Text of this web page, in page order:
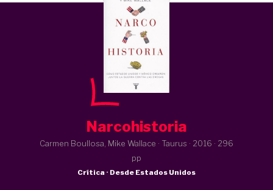
Narcohistoria
Carmen Boullosa, Mike Wallace · Taurus · 2016 · 296
pp
Crítica · Desde Estados Unidos